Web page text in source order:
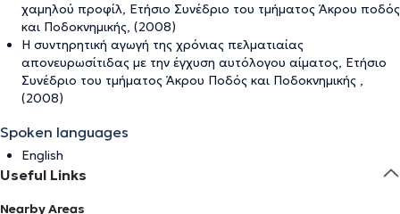
χαμηλού προφίλ, Ετήσιο Συνέδριο του τμήματος Άκρου ποδός
και Ποδοκνημικής, (2008)
Η συντηρητική αγωγή της χρόνιας πελματιαίας
απονευρωσίτιδας με την έγχυση αυτόλογου αίματος, Ετήσιο
Συνέδριο του τμήματος Άκρου Ποδός και Ποδοκνημικής ,
(2008)
Spoken languages
English
Useful Links
Nearby Areas